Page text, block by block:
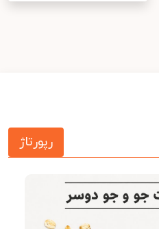
رپورتاژ